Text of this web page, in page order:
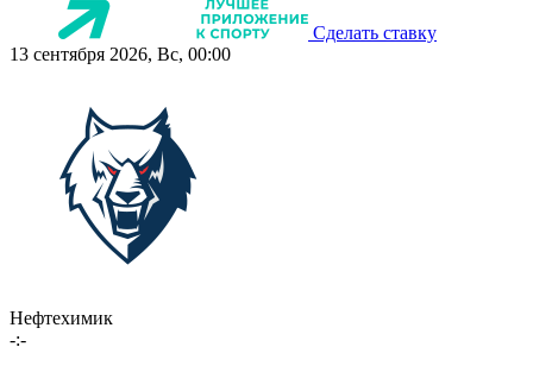
Сделать ставку
13 сентября 2026, Вс, 00:00
Нефтехимик
-:-